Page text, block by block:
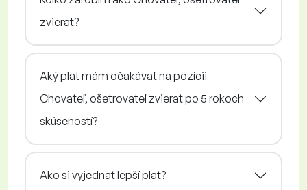
zvierat?
Aký plat mám očakávať na pozícii
Chovateľ, ošetrovateľ zvierat po 5 rokoch
skúseností?
Ako si vyjednať lepší plat?